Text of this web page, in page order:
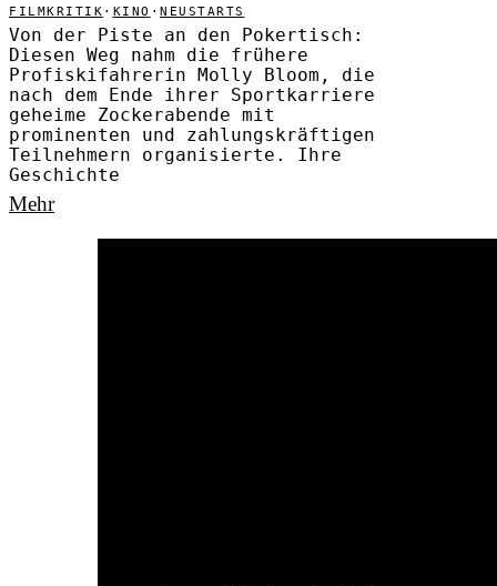
FILMKRITIK · KINO · NEUSTARTS
Von der Piste an den Pokertisch:
Diesen Weg nahm die frühere
Profiskifahrerin Molly Bloom, die
nach dem Ende ihrer Sportkarriere
geheime Zockerabende mit
prominenten und zahlungskräftigen
Teilnehmern organisierte. Ihre
Geschichte
Mehr